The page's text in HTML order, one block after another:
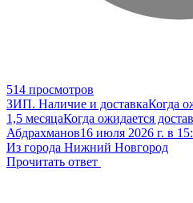
514 просмотров
ЗИП. Наличие и доставкаКогда
1,5 месяцаКогда ожидается
Абдрахманов16 июля 2026 г. в
Из города Нижний Новгород
Прочитать ответ